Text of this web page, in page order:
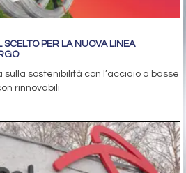
PER LA NUOVA LINEA
sulla sostenibilità con l’acciaio a basse
rinnovabili